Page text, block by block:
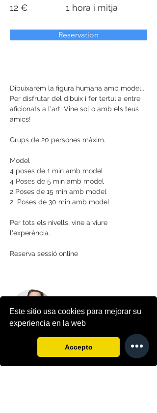
Este sitio usa cookies para mejorar su
experiencia en la web
Accepto
12 € 1 hora i mitja
Reservation
Dibuixarem la figura humana amb model..
Per disfrutar del dibuix i fer tertulia entre
aficionats a l'art. Vine sol o amb els teus
amics!
Grups de 20 persones màxim.
Model
4 poses de 1 min amb model
4 Poses de 5 min amb model
2 Poses de 15 min amb model
2  Poses de 30 min amb model
Per tots els nivells, vine a viure
l'experència.
Reserva sessió online
De jove vaig estudiar disseny gràfic i vaig